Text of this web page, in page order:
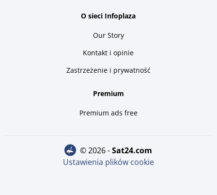
O sieci Infoplaza
Our Story
Kontakt i opinie
Zastrzeżenie i prywatność
Premium
Premium ads free
© 2026 - sat24.com
Ustawienia plików cookie